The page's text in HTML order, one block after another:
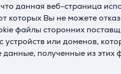
данная веб-страница
которых Вы не можете
файлы сторонних
устройств или доменов,
данные, полученные из этих
Вт и оснащен технологией
свои устройства в рабочем